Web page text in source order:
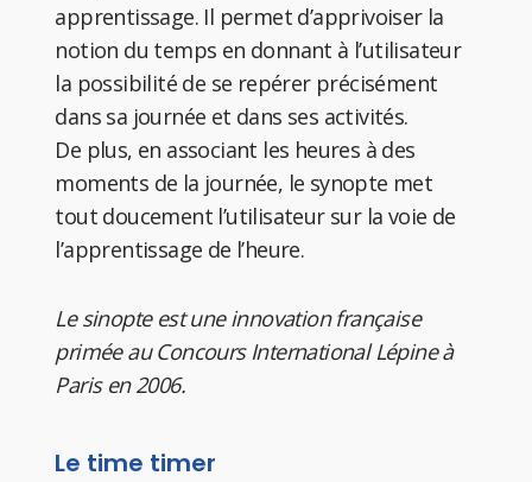
apprentissage. Il permet d’apprivoiser la
notion du temps en donnant à l’utilisateur
la possibilité de se repérer précisément
dans sa journée et dans ses activités.
De plus, en associant les heures à des
moments de la journée, le synopte met
tout doucement l’utilisateur sur la voie de
l’apprentissage de l’heure.
Le sinopte est une innovation française
primée au Concours International Lépine à
Paris en 2006.
Le time timer